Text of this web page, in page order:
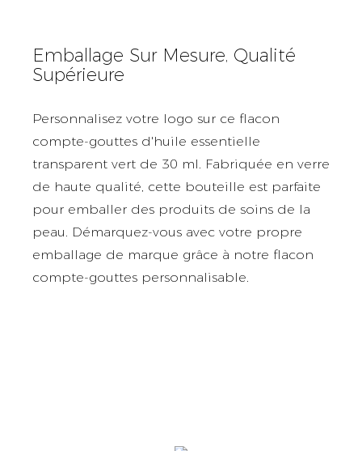
Emballage Sur Mesure, Qualité
Supérieure
Personnalisez votre logo sur ce flacon
compte-gouttes d'huile essentielle
transparent vert de 30 ml. Fabriquée en verre
de haute qualité, cette bouteille est parfaite
pour emballer des produits de soins de la
peau. Démarquez-vous avec votre propre
emballage de marque grâce à notre flacon
compte-gouttes personnalisable.